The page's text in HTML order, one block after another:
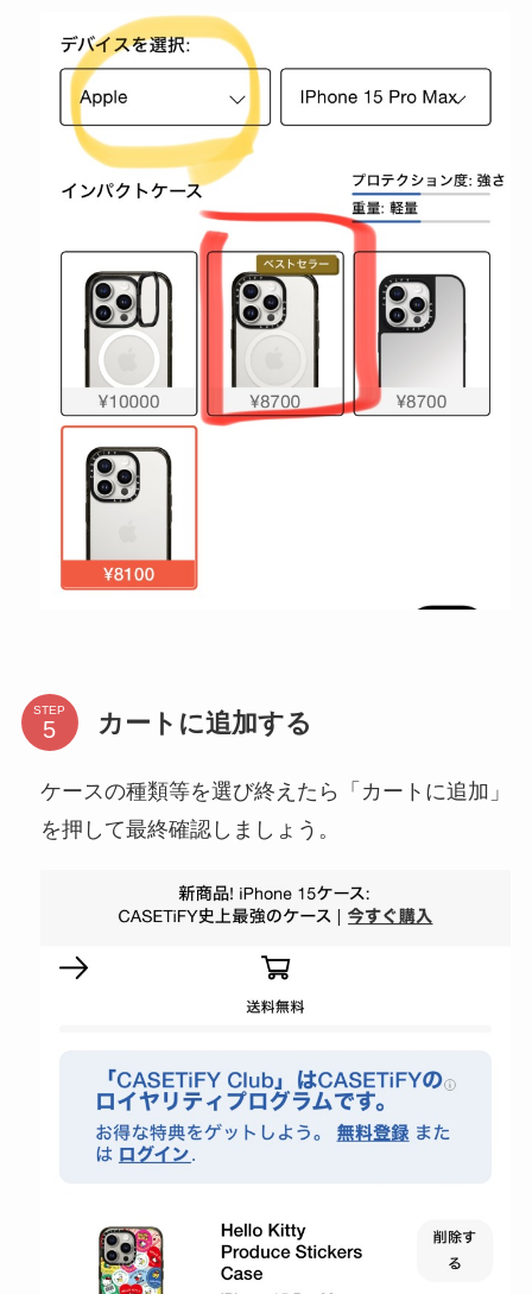
STEP カートに追加する
ケースの種類等を選び終えたら「カートに追加」
を押して最終確認しましょう。